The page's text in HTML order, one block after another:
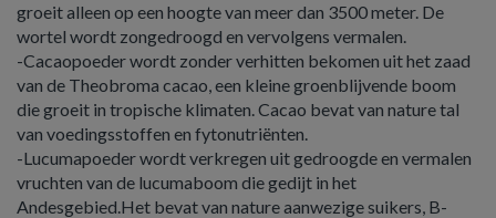
groeit alleen op een hoogte van meer dan 3500 meter. De
wortel wordt zongedroogd en vervolgens vermalen.
-Cacaopoeder wordt zonder verhitten bekomen uit het zaad
van de Theobroma cacao, een kleine groenblijvende boom
die groeit in tropische klimaten. Cacao bevat van nature tal
van voedingsstoffen en fytonutriënten.
-Lucumapoeder wordt verkregen uit gedroogde en vermalen
vruchten van de lucumaboom die gedijt in het
Andesgebied.Het bevat van nature aanwezige suikers, B-